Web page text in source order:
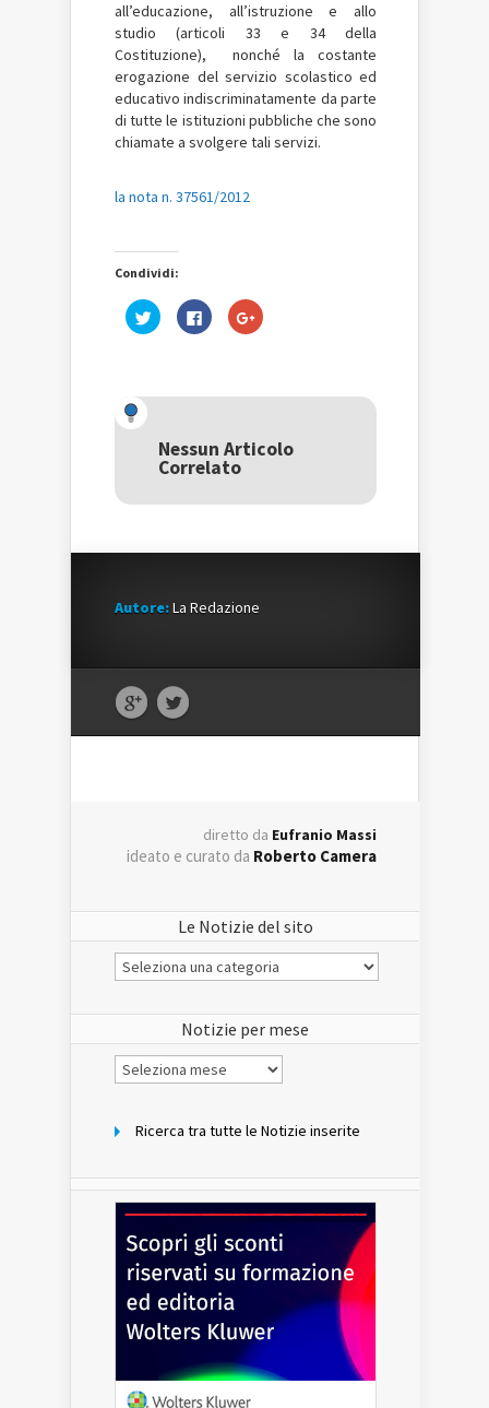
all’educazione, all’istruzione e allo
studio (articoli 33 e 34 della
Costituzione), nonché la costante
erogazione del servizio scolastico ed
educativo indiscriminatamente da parte
di tutte le istituzioni pubbliche che sono
chiamate a svolgere tali servizi.
la nota n. 37561/2012
Condividi:
Fai
clic
una
nuova
finestra)
Fai
clic
nuova
finestra)
Fai
clic
una
nuova
Nessun Articolo
Correlato
Autore:La Redazione
diretto da Eufranio Massi
ideato e curato da Roberto Camera
Le Notizie del sito
Le
Notizie
Notizie per mese
Notizie
per
Ricerca tra tutte le Notizie inserite